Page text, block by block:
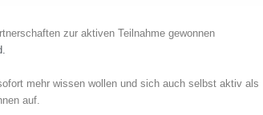
zur aktiven Teilnahme gewonnen
mehr wissen wollen und sich auch selbst aktiv als
auf.